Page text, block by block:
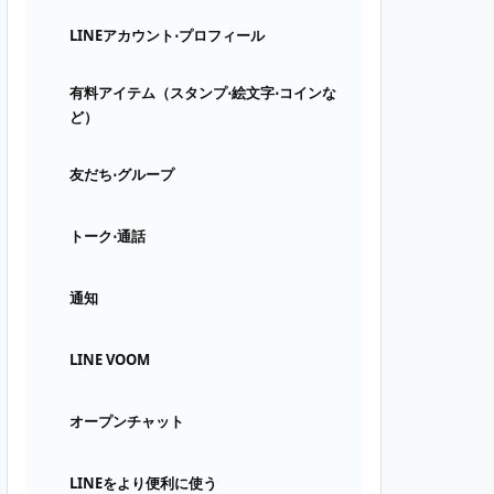
LINEアカウント⋅プロフィール
有料アイテム（スタンプ⋅絵文字⋅コインな
ど）
友だち⋅グループ
トーク⋅通話
通知
LINE VOOM
オープンチャット
LINEをより便利に使う